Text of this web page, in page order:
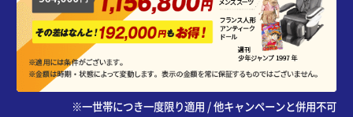
※一世帯につき一度限り適用 / 他キャンペーンと併用不可